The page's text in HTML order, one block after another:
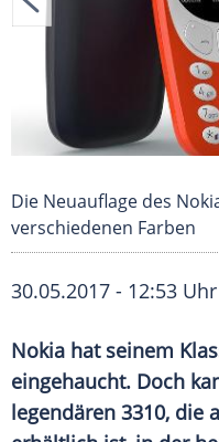
Die Neuauflage des
verschiedenen Farben
30.05.2017 - 12:53 Uhr
Nokia hat seinem
eingehaucht. Doch
legendären 3310, die